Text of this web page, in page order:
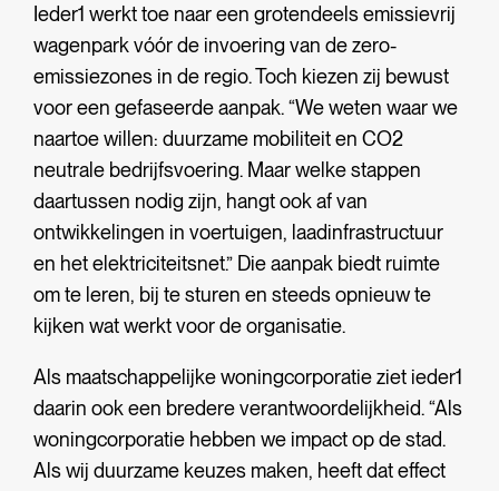
Ieder1 werkt toe naar een grotendeels emissievrij
wagenpark vóór de invoering van de zero-
emissiezones in de regio. Toch kiezen zij bewust
voor een gefaseerde aanpak. “We weten waar we
naartoe willen: duurzame mobiliteit en CO2
neutrale bedrijfsvoering. Maar welke stappen
daartussen nodig zijn, hangt ook af van
ontwikkelingen in voertuigen, laadinfrastructuur
en het elektriciteitsnet.” Die aanpak biedt ruimte
om te leren, bij te sturen en steeds opnieuw te
kijken wat werkt voor de organisatie.
Als maatschappelijke woningcorporatie ziet ieder1
daarin ook een bredere verantwoordelijkheid. “Als
woningcorporatie hebben we impact op de stad.
Als wij duurzame keuzes maken, heeft dat effect